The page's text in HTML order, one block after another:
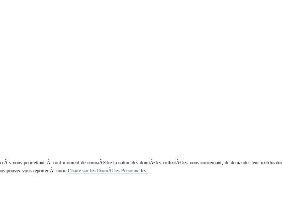
vous permettant Ã tout moment de connaÃ®tre la nature des donnÃ©es collectÃ©es vous concernant, de demander leur
pouvez vous reporter Ã notre Charte sur les DonnÃ©es Personnelles.